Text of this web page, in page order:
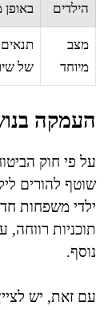
הילדים
באופן
מצב
מיוחד
של
העמקה
על פי חוק
ילדי משפחות
תוכניות רווחה,
נוסף.
עם זאת, יש